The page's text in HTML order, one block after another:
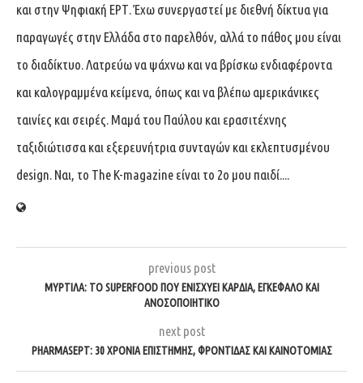
και στην Ψηφιακή ΕΡΤ. Έχω συνεργαστεί με διεθνή δίκτυα για
παραγωγές στην Ελλάδα στο παρελθόν, αλλά το πάθος μου είναι
το διαδίκτυο. Λατρεύω να ψάχνω και να βρίσκω ενδιαφέροντα
και καλογραμμένα κείμενα, όπως και να βλέπω αμερικάνικες
ταινίες και σειρές. Μαμά του Παύλου και ερασιτέχνης
ταξιδιώτισσα και εξερευνήτρια συνταγών και εκλεπτυσμένου
design. Ναι, το The K-magazine είναι το 2ο μου παιδί....
previous post
ΜΎΡΤΙΛΑ: ΤΟ SUPERFOOD ΠΟΥ ΕΝΙΣΧΎΕΙ ΚΑΡΔΙΆ, ΕΓΚΈΦΑΛΟ ΚΑΙ
ΑΝΟΣΟΠΟΙΗΤΙΚΌ
next post
PHARMASEPT: 30 ΧΡΌΝΙΑ ΕΠΙΣΤΉΜΗΣ, ΦΡΟΝΤΊΔΑΣ ΚΑΙ ΚΑΙΝΟΤΟΜΊΑΣ